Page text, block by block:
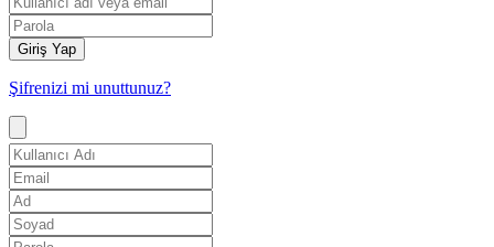
Giriş Yap
Şifrenizi mi unuttunuz?